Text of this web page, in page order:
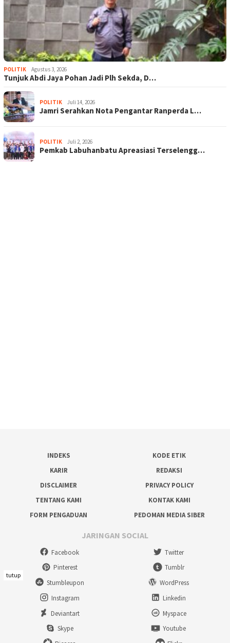
POLITIK Agustus 3, 2026
Tunjuk Abdi Jaya Pohan Jadi Plh Sekda, D…
POLITIK Juli 14, 2026
Jamri Serahkan Nota Pengantar Ranperda L…
POLITIK Juli 2, 2026
Pemkab Labuhanbatu Apreasiasi Terselengg…
INDEKS
KODE ETIK
KARIR
REDAKSI
DISCLAIMER
PRIVACY POLICY
TENTANG KAMI
KONTAK KAMI
FORM PENGADUAN
PEDOMAN MEDIA SIBER
JARINGAN SOCIAL
Facebook
Twitter
Pinterest
Tumblr
Stumbleupon
WordPress
Instagram
Linkedin
Deviantart
Myspace
Skype
Youtube
tutup